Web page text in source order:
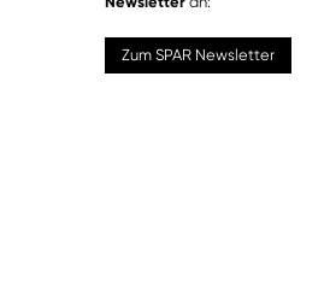
Zum SPAR Newsletter